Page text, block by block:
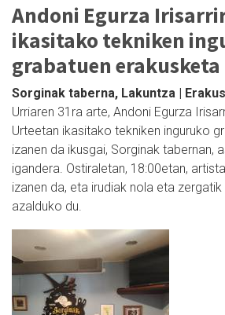
Andoni Egurza
ikasitako tekniken
grabatuen erakusketa
Sorginak taberna, Lakuntza |
Urriaren 31ra arte, Andoni Egurza
Urteetan ikasitako tekniken inguruko
izanen da ikusgai, Sorginak tabernan,
igandera. Ostiraletan, 18:00etan,
izanen da, eta irudiak nola eta
azalduko du.